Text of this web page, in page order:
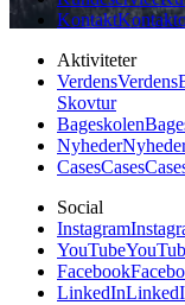
KontaktKontakt
Aktiviteter
VerdensVerdens
Skovtur
Bageskolen
Nyheder
CasesCases
Social
Instagram
YouTube
Facebook
LinkedIn